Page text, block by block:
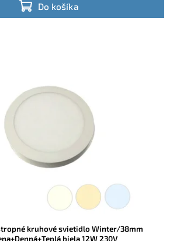
Do košíka
kruhové svietidlo Winter/38mm
biela 12W 230V